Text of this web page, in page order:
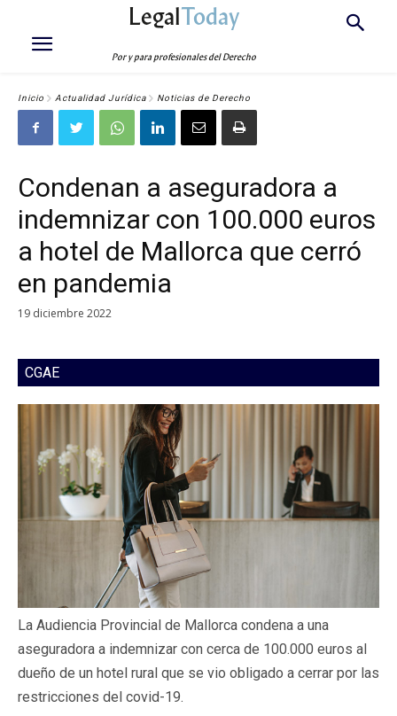
LegalToday
Por y para profesionales del Derecho
Inicio Actualidad Jurídica Noticias de Derecho
Condenan a aseguradora a
indemnizar con 100.000 euros
a hotel de Mallorca que cerró
en pandemia
19 diciembre 2022
CGAE
La Audiencia Provincial de Mallorca condena a una
aseguradora a indemnizar con cerca de 100.000 euros al
dueño de un hotel rural que se vio obligado a cerrar por las
restricciones del covid-19.